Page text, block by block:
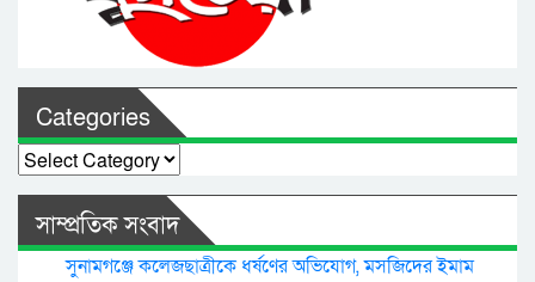
Categories
Categories
সাম্প্রতিক সংবাদ
সুনামগঞ্জে কলেজছাত্রীকে ধর্ষণের অভিযোগ, মসজিদের ইমাম